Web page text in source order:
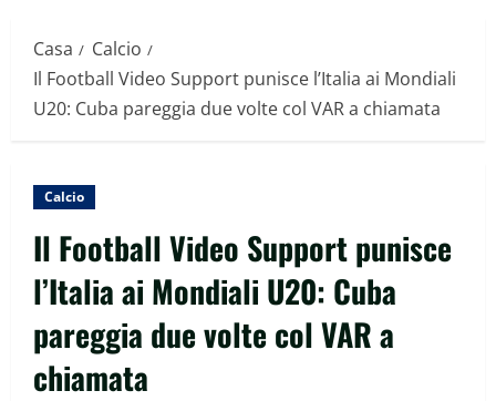
Casa
Calcio
Il Football Video Support punisce l’Italia ai Mondiali
U20: Cuba pareggia due volte col VAR a chiamata
Calcio
Il Football Video Support punisce
l’Italia ai Mondiali U20: Cuba
pareggia due volte col VAR a
chiamata